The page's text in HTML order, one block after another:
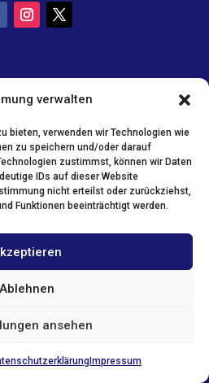
verwalten
bieten, verwenden wir Technologien wie
zu speichern und/oder darauf
zustimmst, können wir Daten
IDs auf dieser Website
nicht erteilst oder zurückziehst,
Funktionen beeinträchtigt werden.
Ablehnen
ansehen
Impressum